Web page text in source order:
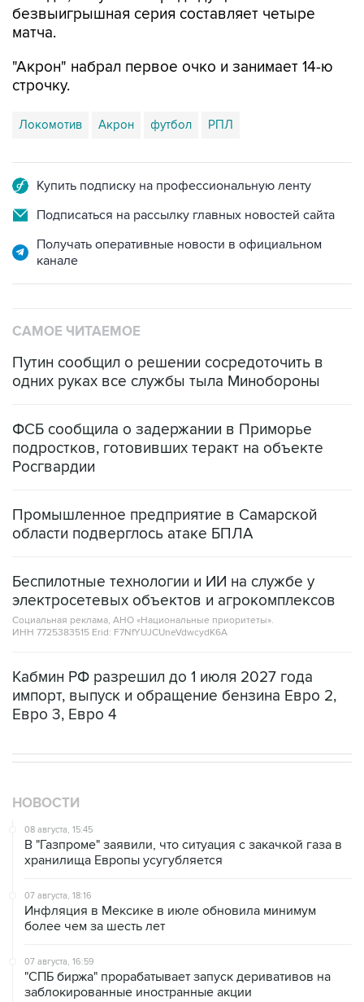
безвыигрышная серия составляет четыре
матча.
"Акрон" набрал первое очко и занимает 14-ю
строчку.
Локомотив Акрон футбол РПЛ
Купить подписку на профессиональную ленту
Подписаться на рассылку главных новостей сайта
Получать оперативные новости в официальном
канале
САМОЕ ЧИТАЕМОЕ
Путин сообщил о решении сосредоточить в
одних руках все службы тыла Минобороны
ФСБ сообщила о задержании в Приморье
подростков, готовивших теракт на объекте
Росгвардии
Промышленное предприятие в Самарской
области подверглось атаке БПЛА
Беспилотные технологии и ИИ на службе у
электросетевых объектов и агрокомплексов
Социальная реклама, АНО «Национальные приоритеты».
ИНН 7725383515 Erid: F7NfYUJCUneVdwcydK6A
Кабмин РФ разрешил до 1 июля 2027 года
импорт, выпуск и обращение бензина Евро 2,
Евро 3, Евро 4
НОВОСТИ
08 августа, 15:45
В "Газпроме" заявили, что ситуация с закачкой газа в
хранилища Европы усугубляется
07 августа, 18:16
Инфляция в Мексике в июле обновила минимум
более чем за шесть лет
07 августа, 16:59
"СПБ биржа" прорабатывает запуск деривативов на
заблокированные иностранные акции